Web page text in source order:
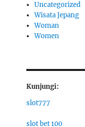
Uncategorized
Wisata Jepang
Woman
Women
Kunjungi:
slot777
slot bet 100